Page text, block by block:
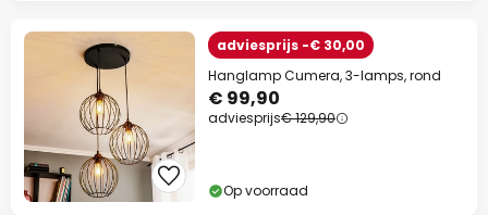
adviesprijs -€ 30,00
Hanglamp Cumera, 3-lamps, rond
€ 99,90
adviesprijs€ 129,90
Op voorraad